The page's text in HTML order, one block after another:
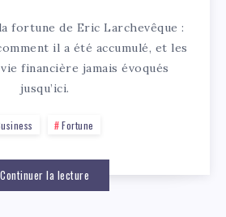
fortune de Eric Larchevêque :
il a été accumulé, et les
financière jamais évoqués
jusqu’ici.
Fortune
Continuer la lecture